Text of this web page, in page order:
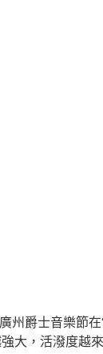
州爵士音樂節
大，活潑度越